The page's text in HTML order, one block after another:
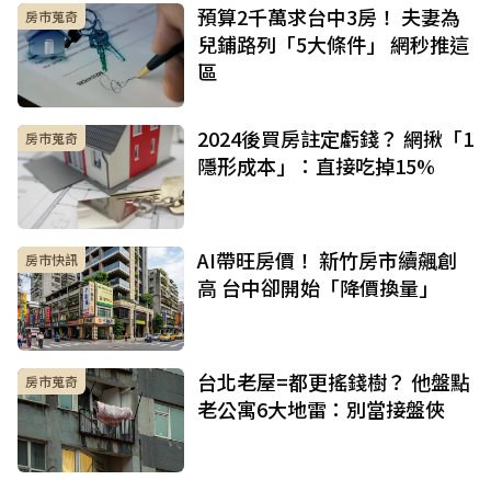
房市蒐奇
預算2千萬求台中3房！ 夫妻為
兒鋪路列「5大條件」 網秒推這
區
房市蒐奇
2024後買房註定虧錢？ 網揪「1
隱形成本」：直接吃掉15%
房市快訊
AI帶旺房價！ 新竹房市續飆創
高 台中卻開始「降價換量」
房市蒐奇
台北老屋=都更搖錢樹？ 他盤點
老公寓6大地雷：別當接盤俠